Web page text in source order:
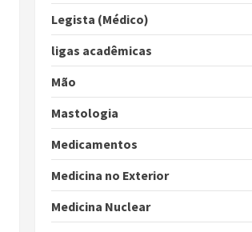
Legista (Médico)
ligas acadêmicas
Mão
Mastologia
Medicamentos
Medicina no Exterior
Medicina Nuclear